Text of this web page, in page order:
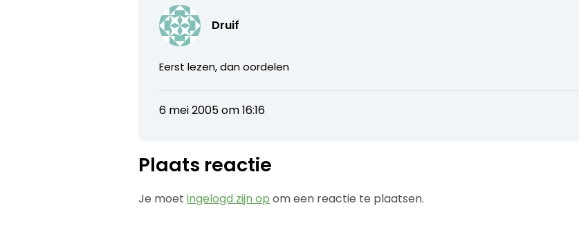
Druif
Eerst lezen, dan oordelen
6 mei 2005 om 16:16
Plaats reactie
Je moetingelogd zijn op om een reactie te plaatsen.